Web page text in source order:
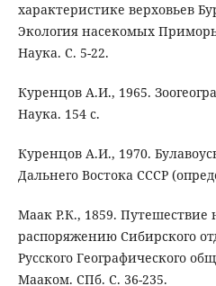
характеристике верховьев
Экология насекомых
Наука. С. 5-22.
Куренцов А.И., 1965.
Наука. 154 с.
Куренцов А.И., 1970.
Дальнего Востока СССР
Маак Р.К., 1859.
распоряжению Сибирского
Русского Географического
Мааком. СПб. С. 36-235.